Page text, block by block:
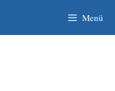
Menü